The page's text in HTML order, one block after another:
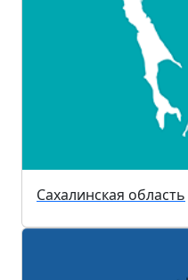
Сахалинская область